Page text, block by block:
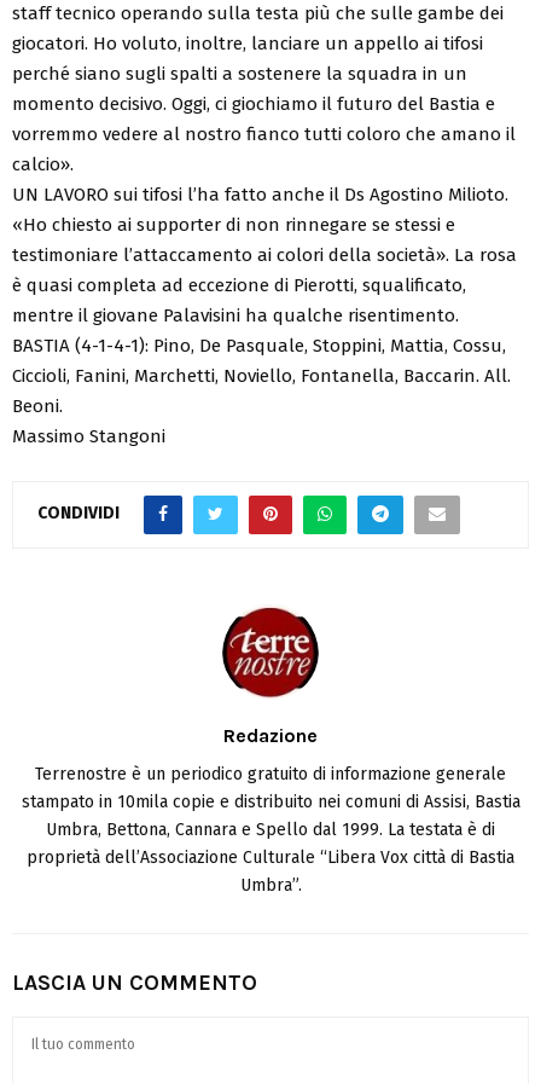
staff tecnico operando sulla testa più che sulle gambe dei
giocatori. Ho voluto, inoltre, lanciare un appello ai tifosi
perché siano sugli spalti a sostenere la squadra in un
momento decisivo. Oggi, ci giochiamo il futuro del Bastia e
vorremmo vedere al nostro fianco tutti coloro che amano il
calcio».
UN LAVORO sui tifosi l’ha fatto anche il Ds Agostino Milioto.
«Ho chiesto ai supporter di non rinnegare se stessi e
testimoniare l’attaccamento ai colori della società». La rosa
è quasi completa ad eccezione di Pierotti, squalificato,
mentre il giovane Palavisini ha qualche risentimento.
BASTIA (4-1-4-1): Pino, De Pasquale, Stoppini, Mattia, Cossu,
Ciccioli, Fanini, Marchetti, Noviello, Fontanella, Baccarin. All.
Beoni.
Massimo Stangoni
CONDIVIDI
Redazione
Terrenostre è un periodico gratuito di informazione generale
stampato in 10mila copie e distribuito nei comuni di Assisi, Bastia
Umbra, Bettona, Cannara e Spello dal 1999. La testata è di
proprietà dell’Associazione Culturale “Libera Vox città di Bastia
Umbra”.
LASCIA UN COMMENTO